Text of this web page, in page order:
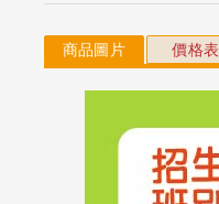
商品圖片 價格表